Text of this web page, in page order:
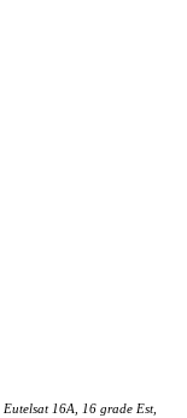
Eutelsat 16A, 16 grade Est,